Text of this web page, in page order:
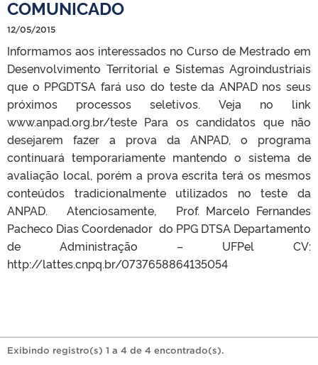
COMUNICADO
12/05/2015
Informamos aos interessados no Curso de Mestrado em
Desenvolvimento Territorial e Sistemas Agroindustriais
que o PPGDTSA fará uso do teste da ANPAD nos seus
próximos processos seletivos. Veja no link
www.anpad.org.br/teste Para os candidatos que não
desejarem fazer a prova da ANPAD, o programa
continuará temporariamente mantendo o sistema de
avaliação local, porém a prova escrita terá os mesmos
conteúdos tradicionalmente utilizados no teste da
ANPAD. Atenciosamente, Prof. Marcelo Fernandes
Pacheco Dias Coordenador do PPG DTSA Departamento
de Administração – UFPel CV:
http://lattes.cnpq.br/0737658864135054
Exibindo registro(s) 1 a 4 de 4 encontrado(s).